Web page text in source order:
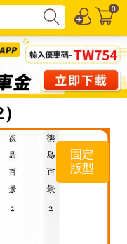
0
固定
版型